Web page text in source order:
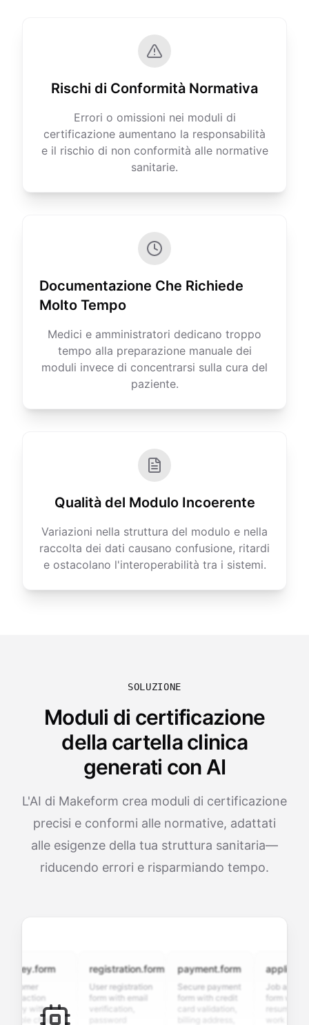
Rischi di Conformità Normativa
Errori o omissioni nei moduli di
certificazione aumentano la responsabilità
e il rischio di non conformità alle normative
sanitarie.
Documentazione Che Richiede
Molto Tempo
Medici e amministratori dedicano troppo
tempo alla preparazione manuale dei
moduli invece di concentrarsi sulla cura del
paziente.
Qualità del Modulo Incoerente
Variazioni nella struttura del modulo e nella
raccolta dei dati causano confusione, ritardi
e ostacolano l'interoperabilità tra i sistemi.
SOLUZIONE
Moduli di certificazione
della cartella clinica
generati con AI
L'AI di Makeform crea moduli di certificazione
precisi e conformi alle normative, adattati
alle esigenze della tua struttura sanitaria—
riducendo errori e risparmiando tempo.
with
choice,
registration.form
User registration
form with email
verification,
payment.form
Secure payment
form with credit
card validation,
Job application
form with
resume upload,